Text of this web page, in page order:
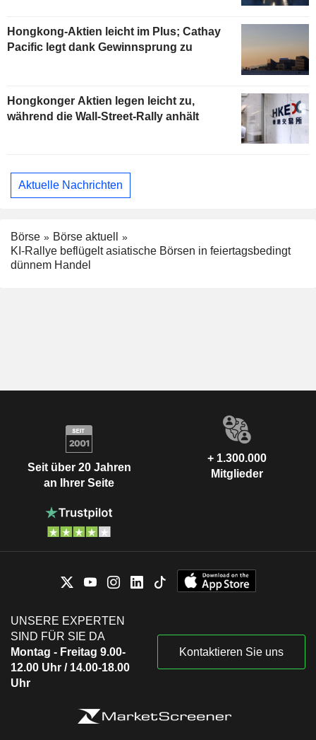
Hongkong-Aktien leicht im Plus; Cathay
Pacific legt dank Gewinnsprung zu
Hongkonger Aktien legen leicht zu,
während die Wall-Street-Rally anhält
Aktuelle Nachrichten
Börse
Börse aktuell
KI-Rallye beflügelt asiatische Börsen in feiertagsbedingt
dünnem Handel
Seit über 20 Jahren
an Ihrer Seite
+ 1.300.000
Mitglieder
UNSERE EXPERTEN
SIND FÜR SIE DA
Montag - Freitag 9.00-
12.00 Uhr / 14.00-18.00
Uhr
Kontaktieren Sie uns